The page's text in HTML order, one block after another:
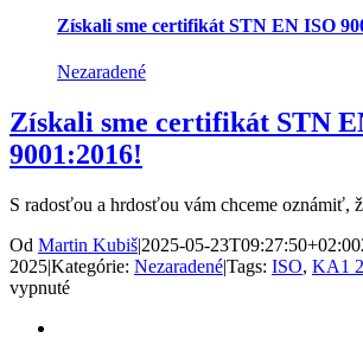
Získali sme certifikát STN EN ISO
Nezaradené
Získali sme certifikát STN
9001:2016!
S radosťou a hrdosťou vám chceme oznámiť,
Od Martin Kubiš|2025-05-23T09:27:50+02:00
2025|Kategórie: Nezaradené|Tags: ISO, KA1
vypnuténa